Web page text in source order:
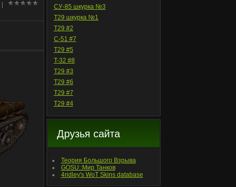
СУ-85 шкурка №3
T29 шкурка №1
T29 #2
С-51 #7
T29 #5
T-32 #8
T29 #3
T29 #6
T29 #7
T29 #4
Друзья сайта
Теория Большого Взрыва
GOSU::Мир Танков
4ridley's WoT Skins database